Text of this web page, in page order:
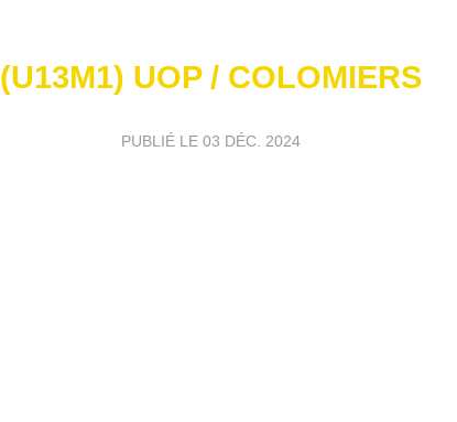
(U13M1) UOP / COLOMIERS
PUBLIÉ LE 03 DÉC. 2024